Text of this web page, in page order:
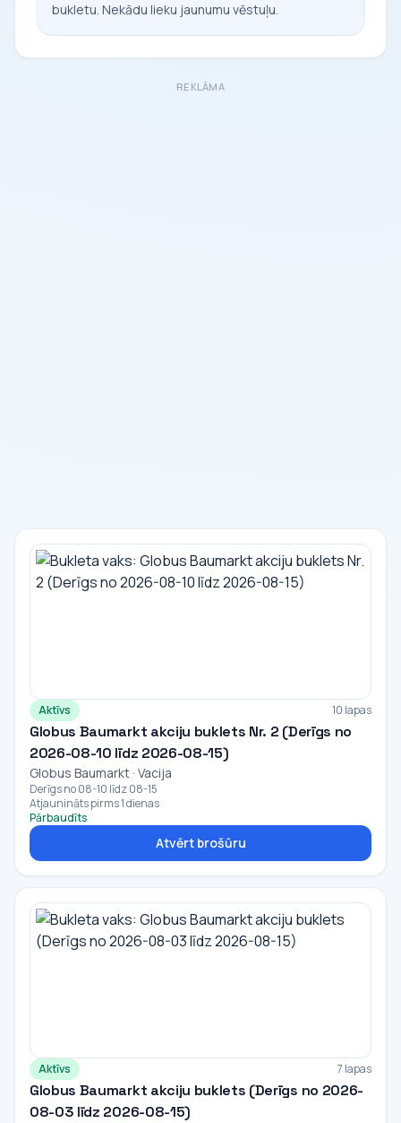
bukletu. Nekādu lieku jaunumu vēstuļu.
REKLĀMA
Aktīvs 10 lapas
Globus Baumarkt akciju buklets Nr. 2 (Derīgs no
2026-08-10 līdz 2026-08-15)
Globus Baumarkt · Vacija
Derīgs no 08-10 līdz 08-15
Atjaunināts pirms 1 dienas
Pārbaudīts
Atvērt brošūru
Aktīvs 7 lapas
Globus Baumarkt akciju buklets (Derīgs no 2026-
08-03 līdz 2026-08-15)